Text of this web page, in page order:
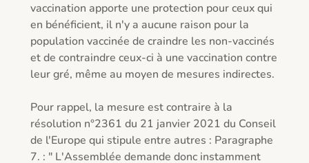
vaccination apporte une protection pour ceux qui
en bénéficient, il n'y a aucune raison pour la
population vaccinée de craindre les non-vaccinés
et de contraindre ceux-ci à une vaccination contre
leur gré, même au moyen de mesures indirectes.
Pour rappel, la mesure est contraire à la
résolution n°2361 du 21 janvier 2021 du Conseil
de l'Europe qui stipule entre autres : Paragraphe
7. : " L'Assemblée demande donc instamment